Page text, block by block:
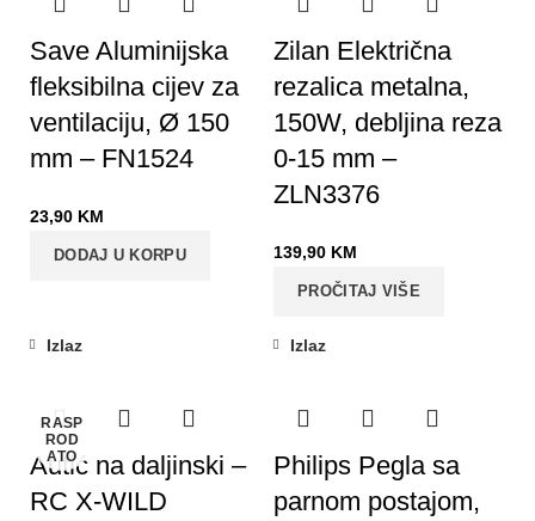
Save Aluminijska
fleksibilna cijev za
ventilaciju, Ø 150
mm – FN1524
23,90 KM
DODAJ U KORPU
Zilan Električna
rezalica metalna,
150W, debljina reza
0-15 mm –
ZLN3376
139,90 KM
PROČITAJ VIŠE
RASP
ROD
ATO
Izlaz
Autić na daljinski –
RC X-WILD
Izlaz
Philips Pegla sa
parnom postajom,